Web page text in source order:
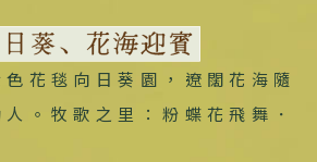
花毯向日葵園，遼闊花海隨
。牧歌之里：粉蝶花飛舞．